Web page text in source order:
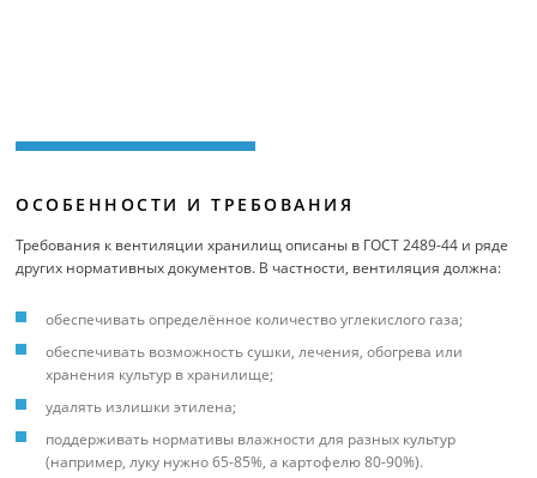
ОСОБЕННОСТИ И ТРЕБОВАНИЯ
Требования к вентиляции хранилищ описаны в ГОСТ 2489-44 и ряде
других нормативных документов. В частности, вентиляция должна:
обеспечивать определённое количество углекислого газа;
обеспечивать возможность сушки, лечения, обогрева или
хранения культур в хранилище;
удалять излишки этилена;
поддерживать нормативы влажности для разных культур
(например, луку нужно 65-85%, а картофелю 80-90%).